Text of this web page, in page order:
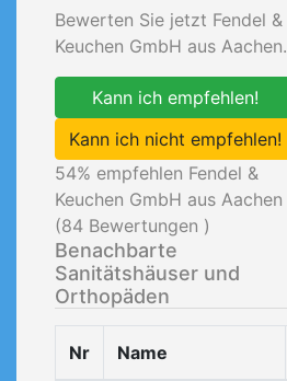
Bewerten Sie jetzt Fendel &
Keuchen GmbH aus Aachen.
Kann ich empfehlen!
Kann ich nicht empfehlen!
54% empfehlen Fendel &
Keuchen GmbH aus Aachen
(84 Bewertungen )
Benachbarte
Sanitätshäuser und
Orthopäden
Nr Name